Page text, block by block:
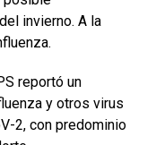
invierno. A la
reportó un
y otros virus
2, con predominio